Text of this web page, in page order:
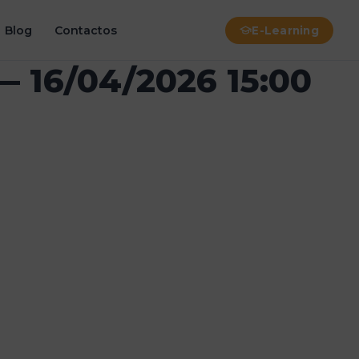
Blog Contactos E-Learning
16/04/2026 15:00